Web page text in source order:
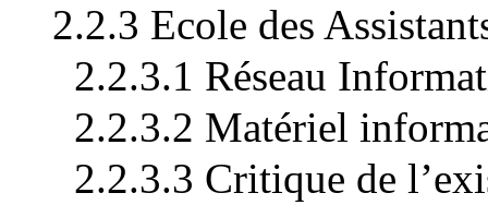
2.2.3 Ecole des
2.2.3.1 Réseau
2.2.3.2 Matériel
2.2.3.3 Critique de